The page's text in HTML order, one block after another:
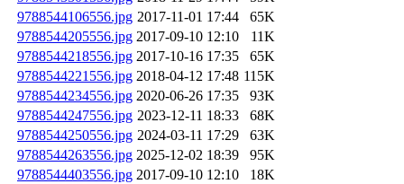
9788544106556.jpg 2017-11-01 17:44
65K
9788544205556.jpg 2017-09-10 12:10
11K
9788544218556.jpg 2017-10-16 17:35
65K
9788544221556.jpg 2018-04-12 17:48 115K
9788544234556.jpg 2020-06-26 17:35
93K
9788544247556.jpg 2023-12-11 18:33
68K
9788544250556.jpg 2024-03-11 17:29
63K
9788544263556.jpg 2025-12-02 18:39
95K
9788544403556.jpg 2017-09-10 12:10
18K